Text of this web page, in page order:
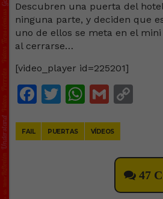
Descubren una puerta del
ninguna parte, y deciden que
uno de ellos se meta en el
al cerrarse…
[video_player id=225201]
Facebook
TwitterGmail
FAIL PUERTAS VÍDEOS
47